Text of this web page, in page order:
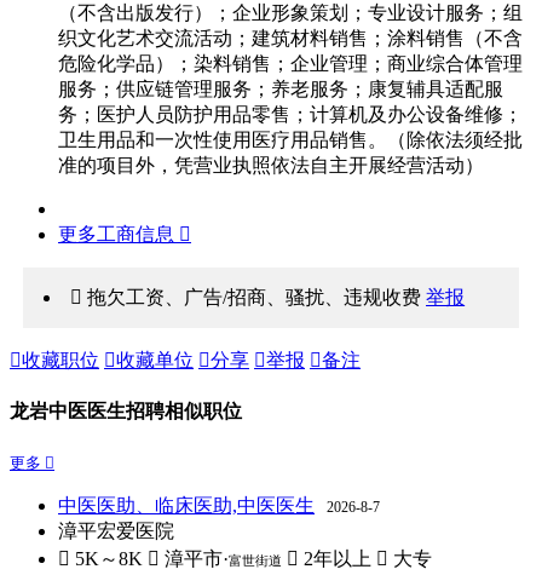
（不含出版发行）；企业形象策划；专业设计服务；组
织文化艺术交流活动；建筑材料销售；涂料销售（不含
危险化学品）；染料销售；企业管理；商业综合体管理
服务；供应链管理服务；养老服务；康复辅具适配服
务；医护人员防护用品零售；计算机及办公设备维修；
卫生用品和一次性使用医疗用品销售。（除依法须经批
准的项目外，凭营业执照依法自主开展经营活动）
更多工商信息 
 拖欠工资、广告/招商、骚扰、违规收费举报
收藏职位 收藏单位 分享 举报 备注
龙岩中医医生招聘相似职位
更多 
中医医助、临床医助,中医医生 2026-8-7
漳平宏爱医院
 5K～8K  漳平市·富世街道  2年以上  大专